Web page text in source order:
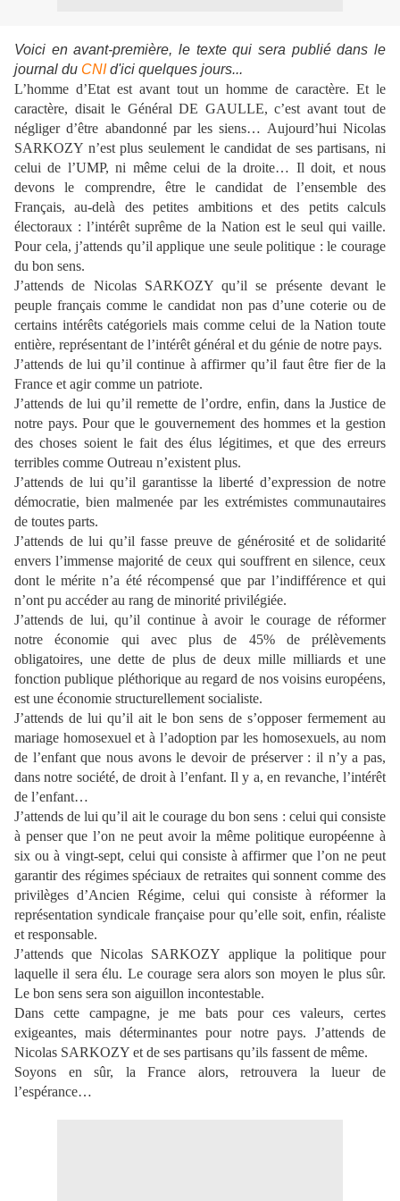
Voici en avant-première, le texte qui sera publié dans le
journal du CNId'ici quelques jours...
L’homme d’Etat est avant tout un homme de caractère. Et le
caractère, disait le Général DE GAULLE, c’est avant tout de
négliger d’être abandonné par les siens… Aujourd’hui Nicolas
SARKOZY n’est plus seulement le candidat de ses partisans, ni
celui de l’UMP, ni même celui de la droite… Il doit, et nous
devons le comprendre, être le candidat de l’ensemble des
Français, au-delà des petites ambitions et des petits calculs
électoraux : l’intérêt suprême de la Nation est le seul qui vaille.
Pour cela, j’attends qu’il applique une seule politique : le courage
du bon sens.
J’attends de Nicolas SARKOZY qu’il se présente devant le
peuple français comme le candidat non pas d’une coterie ou de
certains intérêts catégoriels mais comme celui de la Nation toute
entière, représentant de l’intérêt général et du génie de notre pays.
J’attends de lui qu’il continue à affirmer qu’il faut être fier de la
France et agir comme un patriote.
J’attends de lui qu’il remette de l’ordre, enfin, dans la Justice de
notre pays. Pour que le gouvernement des hommes et la gestion
des choses soient le fait des élus légitimes, et que des erreurs
terribles comme Outreau n’existent plus.
J’attends de lui qu’il garantisse la liberté d’expression de notre
démocratie, bien malmenée par les extrémistes communautaires
de toutes parts.
J’attends de lui qu’il fasse preuve de générosité et de solidarité
envers l’immense majorité de ceux qui souffrent en silence, ceux
dont le mérite n’a été récompensé que par l’indifférence et qui
n’ont pu accéder au rang de minorité privilégiée.
J’attends de lui, qu’il continue à avoir le courage de réformer
notre économie qui avec plus de 45% de prélèvements
obligatoires, une dette de plus de deux mille milliards et une
fonction publique pléthorique au regard de nos voisins européens,
est une économie structurellement socialiste.
J’attends de lui qu’il ait le bon sens de s’opposer fermement au
mariage homosexuel et à l’adoption par les homosexuels, au nom
de l’enfant que nous avons le devoir de préserver : il n’y a pas,
dans notre société, de droit à l’enfant. Il y a, en revanche, l’intérêt
de l’enfant…
J’attends de lui qu’il ait le courage du bon sens : celui qui consiste
à penser que l’on ne peut avoir la même politique européenne à
six ou à vingt-sept, celui qui consiste à affirmer que l’on ne peut
garantir des régimes spéciaux de retraites qui sonnent comme des
privilèges d’Ancien Régime, celui qui consiste à réformer la
représentation syndicale française pour qu’elle soit, enfin, réaliste
et responsable.
J’attends que Nicolas SARKOZY applique la politique pour
laquelle il sera élu. Le courage sera alors son moyen le plus sûr.
Le bon sens sera son aiguillon incontestable.
Dans cette campagne, je me bats pour ces valeurs, certes
exigeantes, mais déterminantes pour notre pays. J’attends de
Nicolas SARKOZY et de ses partisans qu’ils fassent de même.
Soyons en sûr, la France alors, retrouvera la lueur de
l’espérance…